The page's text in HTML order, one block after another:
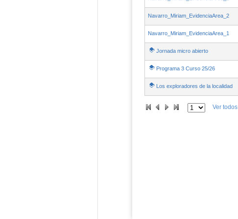
Navarro_Miriam_EvidenciaArea_2
Navarro_Miriam_EvidenciaArea_1
Jornada micro abierto
Programa 3 Curso 25/26
Los exploradores de la localidad
Ver todos